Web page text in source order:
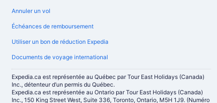
Annuler un vol
Échéances de remboursement
Utiliser un bon de réduction Expedia
Documents de voyage international
Expedia.ca est représentée au Québec par Tour East Holidays (Canada)
Inc., détenteur d’un permis du Québec.
Expedia.ca est représentée au Ontario par Tour East Holidays (Canada)
Inc., 150 King Street West, Suite 336, Toronto, Ontario, M5H 1J9. (Numéro